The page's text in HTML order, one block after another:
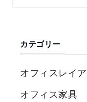
カテゴリー
オフィスレイ
オフィス家具